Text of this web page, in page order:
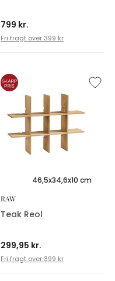
799 kr.
Fri fragt over 399 kr
46,5x34,6x10 cm
RAW
Teak Reol
299,95 kr.
Fri fragt over 399 kr